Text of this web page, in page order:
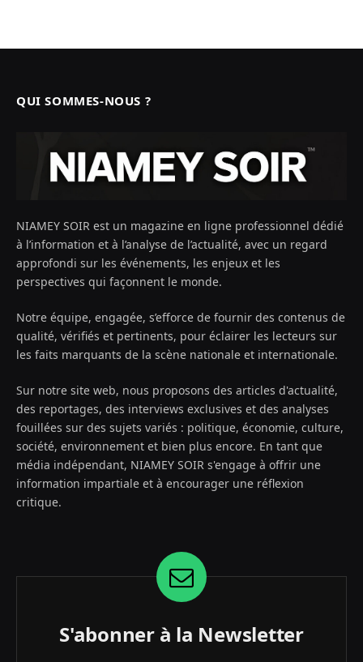
QUI SOMMES-NOUS ?
NIAMEY SOIR est un magazine en ligne professionnel dédié
à l’information et à l’analyse de l’actualité, avec un regard
approfondi sur les événements, les enjeux et les
perspectives qui façonnent le monde.
Notre équipe, engagée, s’efforce de fournir des contenus de
qualité, vérifiés et pertinents, pour éclairer les lecteurs sur
les faits marquants de la scène nationale et internationale.
Sur notre site web, nous proposons des articles d'actualité,
des reportages, des interviews exclusives et des analyses
fouillées sur des sujets variés : politique, économie, culture,
société, environnement et bien plus encore. En tant que
média indépendant, NIAMEY SOIR s'engage à offrir une
information impartiale et à encourager une réflexion
critique.
S'abonner à la Newsletter